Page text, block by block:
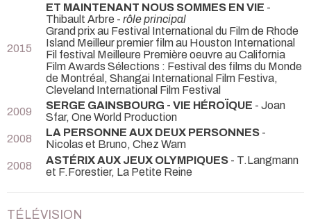
2015
ET MAINTENANT NOUS SOMMES EN VIE -
Thibault Arbre - rôle principal
Grand prix au Festival International du Film de Rhode
Island Meilleur premier film au Houston International
Fil festival Meilleure Première oeuvre au California
Film Awards Sélections : Festival des films du Monde
de Montréal, Shangai International Film Festiva,
Cleveland International Film Festival
2009
SERGE GAINSBOURG - VIE HÉROÏQUE - Joan
Sfar, One World Production
2008
LA PERSONNE AUX DEUX PERSONNES -
Nicolas et Bruno, Chez Wam
2008
ASTÉRIX AUX JEUX OLYMPIQUES - T.Langmann
et F.Forestier, La Petite Reine
TÉLÉVISION